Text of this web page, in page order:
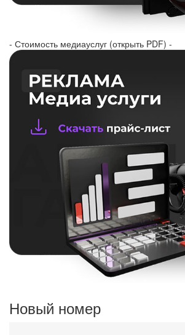
- Стоимость медиауслуг (открыть PDF) -
Новый номер